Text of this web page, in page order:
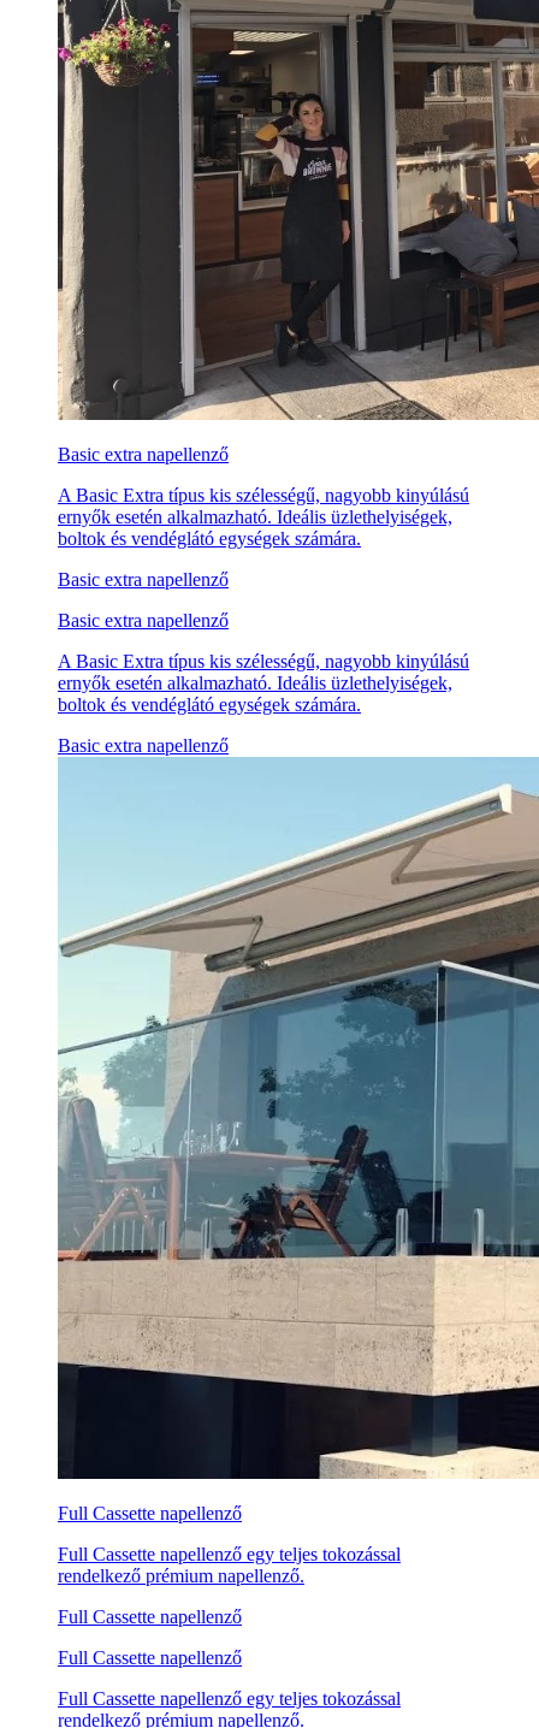
Basic extra napellenző
A Basic Extra típus kis szélességű, nagyobb kinyúlású
ernyők esetén alkalmazható. Ideális üzlethelyiségek,
boltok és vendéglátó egységek számára.
Basic extra napellenző
Basic extra napellenző
A Basic Extra típus kis szélességű, nagyobb kinyúlású
ernyők esetén alkalmazható. Ideális üzlethelyiségek,
boltok és vendéglátó egységek számára.
Basic extra napellenző
Full Cassette napellenző
Full Cassette napellenző egy teljes tokozással
rendelkező prémium napellenző.
Full Cassette napellenző
Full Cassette napellenző
Full Cassette napellenző egy teljes tokozással
rendelkező prémium napellenző.